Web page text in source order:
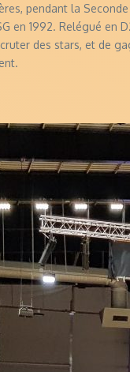
pendant la
en 1992. Relégué en
des stars, et de